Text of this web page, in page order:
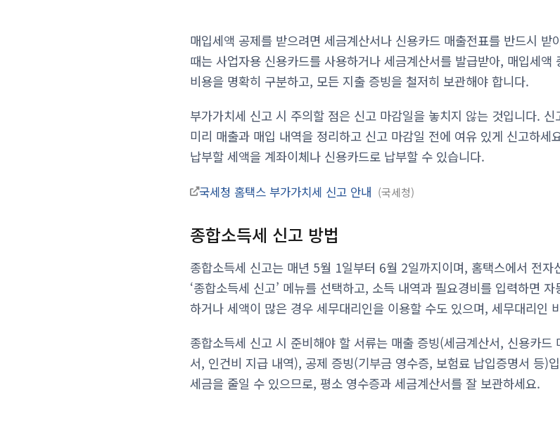
매입세액 공제를 받으려면 세금계산서나 신용카드 매출전표를 반드시
때는 사업자용 신용카드를 사용하거나 세금계산서를 발급받아, 매입세액
비용을 명확히 구분하고, 모든 지출 증빙을 철저히 보관해야 합니다.
부가가치세 신고 시 주의할 점은 신고 마감일을 놓치지 않는 것입니다.
미리 매출과 매입 내역을 정리하고 신고 마감일 전에 여유 있게 신고하세
납부할 세액을 계좌이체나 신용카드로 납부할 수 있습니다.
국세청 홈택스 부가가치세 신고 안내 국세청
종합소득세 신고 방법
종합소득세 신고는 매년 5월 1일부터 6월 2일까지이며, 홈택스에서 전
‘종합소득세 신고’ 메뉴를 선택하고, 소득 내역과 필요경비를 입력하면
하거나 세액이 많은 경우 세무대리인을 이용할 수도 있으며, 세무대리인
종합소득세 신고 시 준비해야 할 서류는 매출 증빙(세금계산서, 신용카
서, 인건비 지급 내역), 공제 증빙(기부금 영수증, 보험료 납입증명서 등)
세금을 줄일 수 있으므로, 평소 영수증과 세금계산서를 잘 보관하세요.